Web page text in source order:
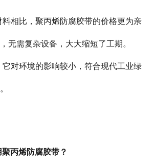
料相比，聚丙烯防腐胶带的价格更为亲
无需复杂设备，大大缩短了工期。
它对环境的影响较小，符合现代工业绿
丙烯防腐胶带？